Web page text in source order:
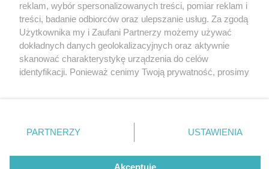
Jarmark Bożonarodzeniowy
2021, Katowice
Jarmark Bożonarodzeniowy 2021, Katowice
Nie zapomnij
zapoznać się z:
polityką prywatności regulamin korzystania z portali
Twojemiasto
Piekary Śląskie
Chorzów
Tarnowskie Góry
Gliwice
Skontakuj sięz nami
Kontakt
Wydawca
Redakcja
reklam, wybór spersonalizowanych treści, pomiar reklam i
treści, badanie odbiorców oraz ulepszanie usług. Za zgodą
Użytkownika my i Zaufani Partnerzy możemy używać
dokładnych danych geolokalizacyjnych oraz aktywnie
skanować charakterystykę urządzenia do celów
identyfikacji. Ponieważ cenimy Twoją prywatność, prosimy
prywatności znajdujący się w lewym dolnym rogu strony
. Niektóre rodzaje przetwarzania danych nie wymagają
zgody użytkownika, ale masz prawo sprzeciwić się
takiemu przetwarzaniu. Preferencje będą miały
PARTNERZY USTAWIENIA
Akceptuję